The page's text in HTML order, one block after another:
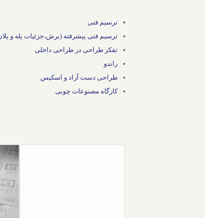
ترسیم فنی
ترسیم فنی پیشرفته (برش،‌جزئیات پله و
تفکر طراحی در طراحی داخلی
راندو
طراحی دست آزاد و اسکیس
کارگاه مصنوعات چوبی